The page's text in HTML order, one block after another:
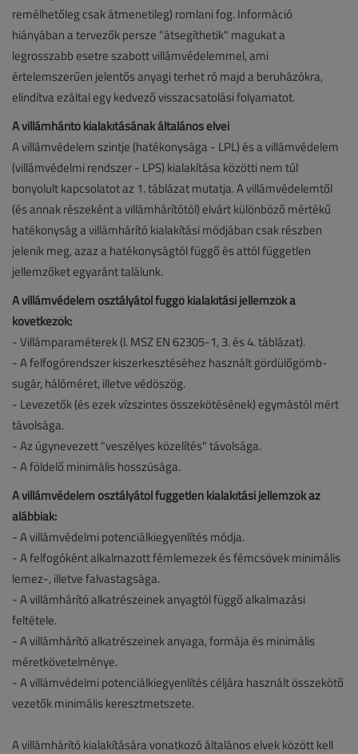
remélhetőleg csak átmenetileg) romlani fog. Információ
hiányában a tervezők persze "átsegíthetik" magukat a
legrosszabb esetre szabott villámvédelemmel, ami
értelemszerűen jelentős anyagi terhet ró majd a beruházókra,
elindítva ezáltal egy kedvező visszacsatolási folyamatot.
A villámhárító kialakításának általános elvei
A villámvédelem szintje (hatékonysága - LPL) és a villámvédelem
(villámvédelmi rendszer - LPS) kialakítása közötti nem túl
bonyolult kapcsolatot az 1. táblázat mutatja. A villámvédelemtől
(és annak részeként a villámhárítótól) elvárt különböző mértékű
hatékonyság a villámhárító kialakítási módjában csak részben
jelenik meg, azaz a hatékonyságtól függő és attól független
jellemzőket egyaránt találunk.
A villámvédelem osztályától függő kialakítási jellemzők a
következők:
- Villámparaméterek (l. MSZ EN 62305-1, 3. és 4. táblázat).
- A felfogórendszer kiszerkesztéséhez használt gördülőgömb-
sugár, hálóméret, illetve védöszög.
- Levezetők (és ezek vízszintes összekötésének) egymástól mért
távolsága.
- Az úgynevezett "veszélyes közelítés" távolsága.
- A földelő minimális hosszúsága.
A villámvédelem osztályától független kialakítási jellemzők az
alábbiak:
- A villámvédelmi potenciálkiegyenlítés módja.
- A felfogóként alkalmazott fémlemezek és fémcsövek minimális
lemez-, illetve falvastagsága.
- A villámhárító alkatrészeinek anyagtól függő alkalmazási
feltétele.
- A villámhárító alkatrészeinek anyaga, formája és minimális
méretkövetelménye.
- A villámvédelmi potenciálkiegyenlítés céljára használt összekötő
vezetők minimális keresztmetszete.
A villámhárító kialakítására vonatkozó általános elvek között kell